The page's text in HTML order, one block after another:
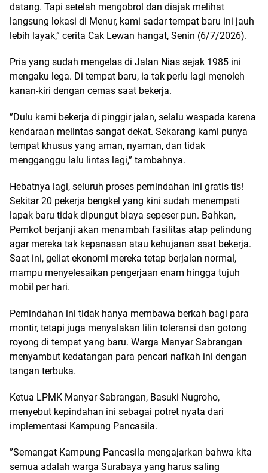
datang. Tapi setelah mengobrol dan diajak melihat
langsung lokasi di Menur, kami sadar tempat baru ini jauh
lebih layak,” cerita Cak Lewan hangat, Senin (6/7/2026).
​Pria yang sudah mengelas di Jalan Nias sejak 1985 ini
mengaku lega. Di tempat baru, ia tak perlu lagi menoleh
kanan-kiri dengan cemas saat bekerja.
​”Dulu kami bekerja di pinggir jalan, selalu waspada karena
kendaraan melintas sangat dekat. Sekarang kami punya
tempat khusus yang aman, nyaman, dan tidak
mengganggu lalu lintas lagi,” tambahnya.
​Hebatnya lagi, seluruh proses pemindahan ini gratis tis!
Sekitar 20 pekerja bengkel yang kini sudah menempati
lapak baru tidak dipungut biaya sepeser pun. Bahkan,
Pemkot berjanji akan menambah fasilitas atap pelindung
agar mereka tak kepanasan atau kehujanan saat bekerja.
Saat ini, geliat ekonomi mereka tetap berjalan normal,
mampu menyelesaikan pengerjaan enam hingga tujuh
mobil per hari.
​Pemindahan ini tidak hanya membawa berkah bagi para
montir, tetapi juga menyalakan lilin toleransi dan gotong
royong di tempat yang baru. Warga Manyar Sabrangan
menyambut kedatangan para pencari nafkah ini dengan
tangan terbuka.
​Ketua LPMK Manyar Sabrangan, Basuki Nugroho,
menyebut kepindahan ini sebagai potret nyata dari
implementasi Kampung Pancasila.
​”Semangat Kampung Pancasila mengajarkan bahwa kita
semua adalah warga Surabaya yang harus saling